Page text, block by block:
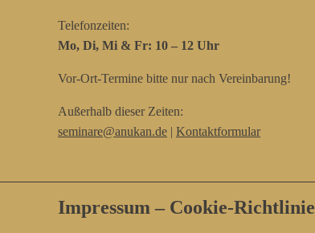
Telefonzeiten:
Mo, Di, Mi & Fr: 10 – 12 Uhr
Vor-Ort-Termine bitte nur nach Vereinbarung!
Außerhalb dieser Zeiten:
seminare@anukan.de | Kontaktformular
Impressum– Cookie-Richtlinie